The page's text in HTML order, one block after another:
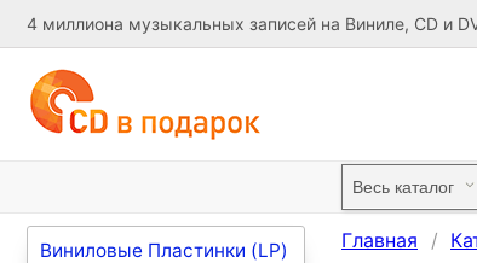
4 миллиона музыкальных записей на Виниле, CD и
Виниловые Пластинки (LP)
Главная